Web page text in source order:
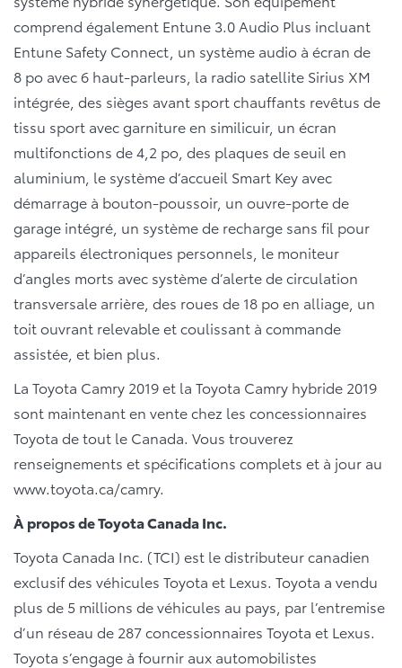
comprend également Entune 3.0 Audio Plus incluant
Entune Safety Connect, un système audio à écran de
8 po avec 6 haut-parleurs, la radio satellite Sirius XM
intégrée, des sièges avant sport chauffants revêtus de
tissu sport avec garniture en similicuir, un écran
multifonctions de 4,2 po, des plaques de seuil en
aluminium, le système d’accueil Smart Key avec
démarrage à bouton-poussoir, un ouvre-porte de
garage intégré, un système de recharge sans fil pour
appareils électroniques personnels, le moniteur
d’angles morts avec système d’alerte de circulation
transversale arrière, des roues de 18 po en alliage, un
toit ouvrant relevable et coulissant à commande
assistée, et bien plus.
La Toyota Camry 2019 et la Toyota Camry hybride 2019
sont maintenant en vente chez les concessionnaires
Toyota de tout le Canada. Vous trouverez
renseignements et spécifications complets et à jour au
www.toyota.ca/camry.
À propos de Toyota Canada Inc.
Toyota Canada Inc. (TCI) est le distributeur canadien
exclusif des véhicules Toyota et Lexus. Toyota a vendu
plus de 5 millions de véhicules au pays, par l’entremise
d’un réseau de 287 concessionnaires Toyota et Lexus.
Toyota s’engage à fournir aux automobilistes